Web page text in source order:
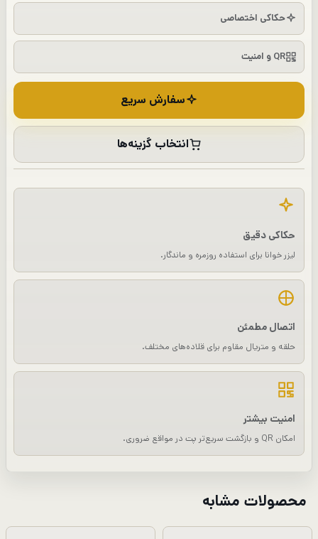
حکاکی اختصاصی
QR و امنیت
سفارش سریع
انتخاب گزینه‌ها
حکاکی دقیق
لیزر خوانا برای استفاده روزمره و ماندگار.
اتصال مطمئن
حلقه و متریال مقاوم برای قلاده‌های مختلف.
امنیت بیشتر
امکان QR و بازگشت سریع‌تر پت در مواقع ضروری.
محصولات مشابه